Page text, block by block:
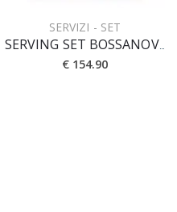
SERVIZI - SET
SERVING SET BOSSANOVA [3pz] 28x14 cm [PRESTIGE]
€ 154.90